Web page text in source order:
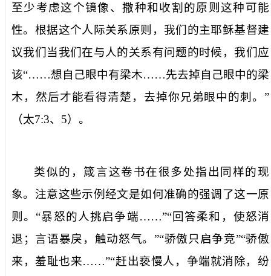
至少考虑这个镜像、撒种和收割的原则这种可能
性。根据这个人际关系原则，我们的主耶稣基督建
议我们当我们在与人的关系有问题的时候，我们应
该“……想自己眼中有梁木……先去掉自己眼中的梁
木，然后才能看得清楚，去掉你兄弟眼中的刺。”
（太7:3、 5）。
类似的，箴言这卷书在很多处指出同样的现
象。注意这些示例经文是如何准确的强调了这一原
则。“暴怒的人挑启争端……”“回答柔和，使怒消
退；言语暴戾，触动怒气。”“骄傲只启争竞”“骄傲
来，羞耻也来……”“赶出亵慢人，争端就消除，纷